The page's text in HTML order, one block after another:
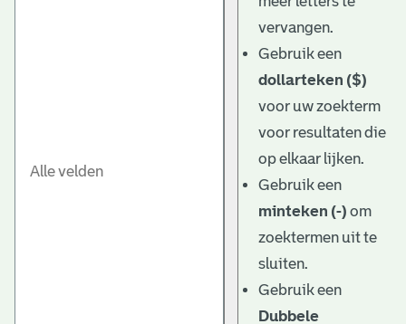
vervangen.
Gebruik een
dollarteken ($)
voor uw zoekterm
voor resultaten die
op elkaar lijken.
Gebruik een
minteken (-) om
zoektermen uit te
sluiten.
Gebruik een
Dubbele